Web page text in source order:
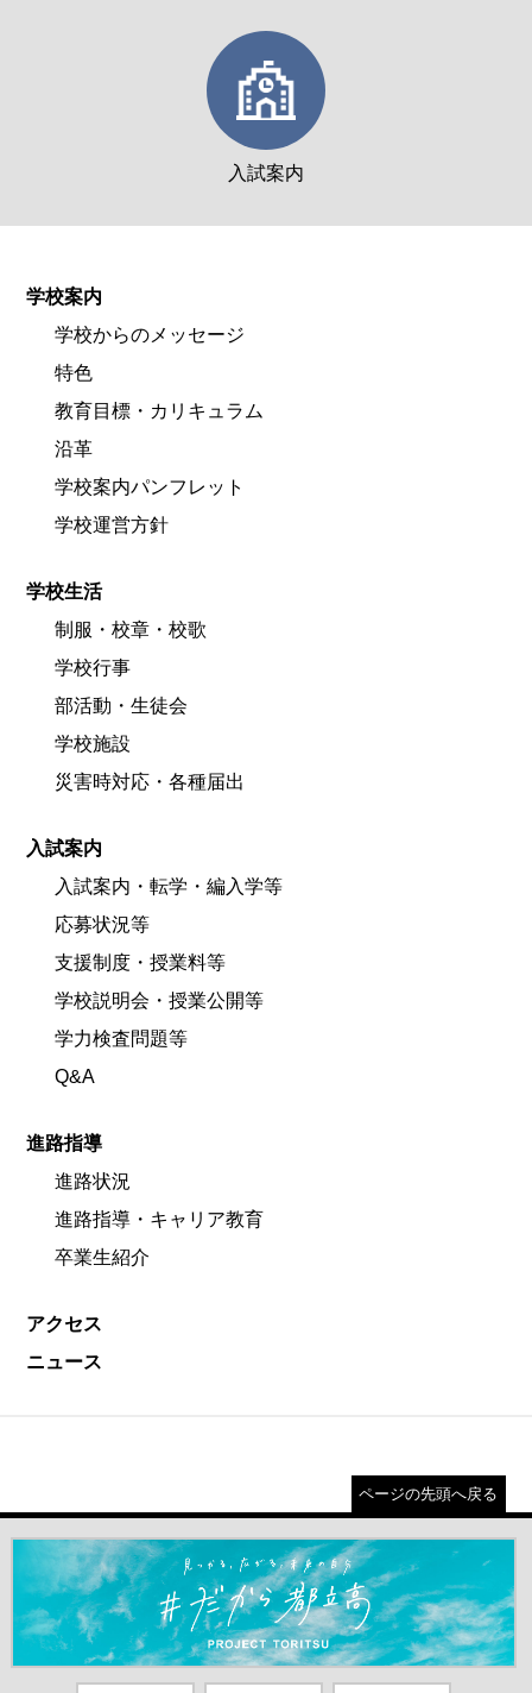
入試案内
学校案内
学校からのメッセージ
特色
教育目標・カリキュラム
沿革
学校案内パンフレット
学校運営方針
学校生活
制服・校章・校歌
学校行事
部活動・生徒会
学校施設
災害時対応・各種届出
入試案内
入試案内・転学・編入学等
応募状況等
支援制度・授業料等
学校説明会・授業公開等
学力検査問題等
Q&A
進路指導
進路状況
進路指導・キャリア教育
卒業生紹介
アクセス
ニュース
ページの先頭へ戻る
＃だから都立高（別ウインドウが開きます）